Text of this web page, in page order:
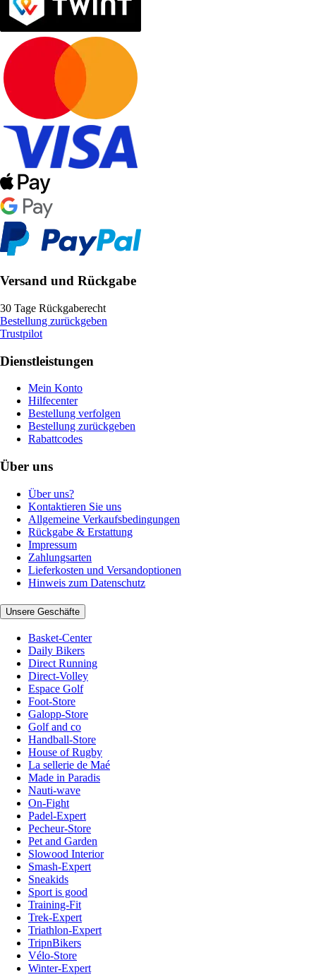
Versand und Rückgabe
30 Tage Rückgaberecht
Bestellung zurückgeben
Trustpilot
Dienstleistungen
Mein Konto
Hilfecenter
Bestellung verfolgen
Bestellung zurückgeben
Rabattcodes
Über uns
Über uns?
Kontaktieren Sie uns
Allgemeine Verkaufsbedingungen
Rückgabe & Erstattung
Impressum
Zahlungsarten
Lieferkosten und Versandoptionen
Hinweis zum Datenschutz
Unsere Geschäfte
Basket-Center
Daily Bikers
Direct Running
Direct-Volley
Espace Golf
Foot-Store
Galopp-Store
Golf and co
Handball-Store
House of Rugby
La sellerie de Maé
Made in Paradis
Nauti-wave
On-Fight
Padel-Expert
Pecheur-Store
Pet and Garden
Slowood Interior
Smash-Expert
Sneakids
Sport is good
Training-Fit
Trek-Expert
Triathlon-Expert
TripnBikers
Vélo-Store
Winter-Expert